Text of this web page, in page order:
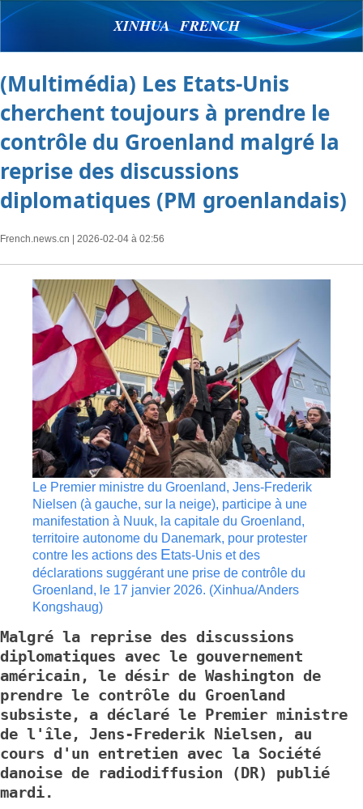
XINHUA FRENCH
(Multimédia) Les Etats-Unis
cherchent toujours à prendre le
contrôle du Groenland malgré la
reprise des discussions
diplomatiques (PM groenlandais)
French.news.cn | 2026-02-04 à 02:56
Le Premier ministre du Groenland, Jens-Frederik
Nielsen (à gauche, sur la neige), participe à une
manifestation à Nuuk, la capitale du Groenland,
territoire autonome du Danemark, pour protester
contre les actions des Etats-Unis et des
déclarations suggérant une prise de contrôle du
Groenland, le 17 janvier 2026. (Xinhua/Anders
Kongshaug)
Malgré la reprise des discussions
diplomatiques avec le gouvernement
américain, le désir de Washington de
prendre le contrôle du Groenland
subsiste, a déclaré le Premier ministre
de l'île, Jens-Frederik Nielsen, au
cours d'un entretien avec la Société
danoise de radiodiffusion (DR) publié
mardi.